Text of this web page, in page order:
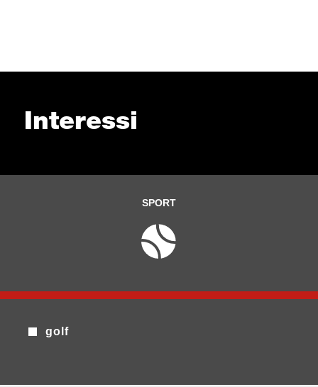
Interessi
SPORT
golf